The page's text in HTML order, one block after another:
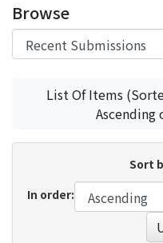
Browse
List Of Items
Ascending
Sort
In order: